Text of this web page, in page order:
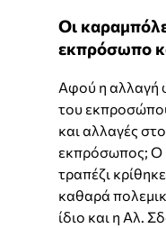
Οι
εκπρόσωπο
Αφού η αλλαγή
του
και αλλαγές
εκπρόσωπος; Ο
τραπέζι
καθαρά
ίδιο και η Αλ.